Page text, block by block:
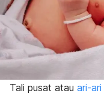
Tali pusat atau ari-ari